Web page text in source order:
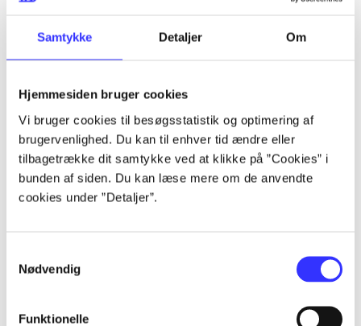
Samtykke Detaljer Om
Hjemmesiden bruger cookies
Vi bruger cookies til besøgsstatistik og optimering af
brugervenlighed. Du kan til enhver tid ændre eller
tilbagetrække dit samtykke ved at klikke på ”Cookies” i
bunden af siden. Du kan læse mere om de anvendte
cookies under ”Detaljer”.
Nødvendig
Funktionelle
Artikler
...
...